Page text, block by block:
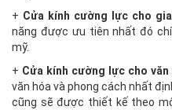
+ Cửa kính cường lực cho
năng được ưu tiên nhất đó
mỹ.
+ Cửa kính cường lực cho văn
văn hóa và phong cách nhất
cũng sẽ được thiết kế theo